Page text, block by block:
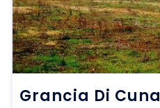
Grancia Di Cuna